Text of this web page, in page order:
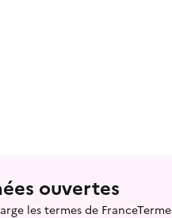
ouvertes
les termes de FranceTerme